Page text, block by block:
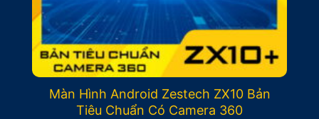
Màn Hình Android Zestech ZX10 Bản
Tiêu Chuẩn Có Camera 360